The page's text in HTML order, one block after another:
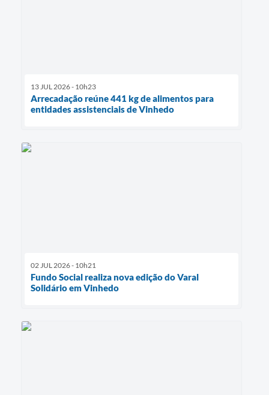
13 JUL 2026 - 10h23
Arrecadação reúne 441 kg de alimentos para
entidades assistenciais de Vinhedo
02 JUL 2026 - 10h21
Fundo Social realiza nova edição do Varal
Solidário em Vinhedo